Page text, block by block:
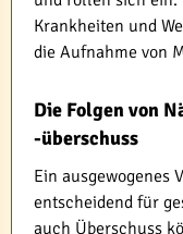
Krankheiten und
die Aufnahme von
Die Folgen von
-überschuss
Ein ausgewogenes
entscheidend für
auch Überschuss